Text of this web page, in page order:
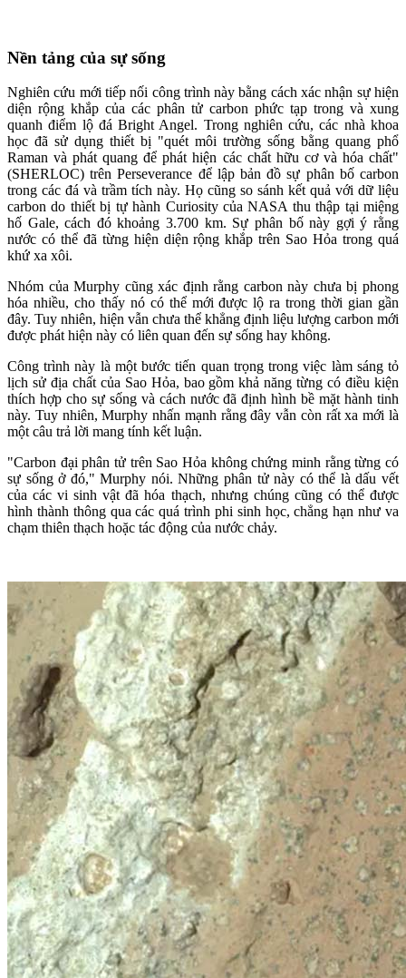
Nền tảng của sự sống
Nghiên cứu mới tiếp nối công trình này bằng cách xác nhận sự hiện
diện rộng khắp của các phân tử carbon phức tạp trong và xung
quanh điểm lộ đá Bright Angel. Trong nghiên cứu, các nhà khoa
học đã sử dụng thiết bị "quét môi trường sống bằng quang phổ
Raman và phát quang để phát hiện các chất hữu cơ và hóa chất"
(SHERLOC) trên Perseverance để lập bản đồ sự phân bố carbon
trong các đá và trầm tích này. Họ cũng so sánh kết quả với dữ liệu
carbon do thiết bị tự hành Curiosity của NASA thu thập tại miệng
hố Gale, cách đó khoảng 3.700 km. Sự phân bố này gợi ý rằng
nước có thể đã từng hiện diện rộng khắp trên Sao Hỏa trong quá
khứ xa xôi.
Nhóm của Murphy cũng xác định rằng carbon này chưa bị phong
hóa nhiều, cho thấy nó có thể mới được lộ ra trong thời gian gần
đây. Tuy nhiên, hiện vẫn chưa thể khẳng định liệu lượng carbon mới
được phát hiện này có liên quan đến sự sống hay không.
Công trình này là một bước tiến quan trọng trong việc làm sáng tỏ
lịch sử địa chất của Sao Hỏa, bao gồm khả năng từng có điều kiện
thích hợp cho sự sống và cách nước đã định hình bề mặt hành tinh
này. Tuy nhiên, Murphy nhấn mạnh rằng đây vẫn còn rất xa mới là
một câu trả lời mang tính kết luận.
"Carbon đại phân tử trên Sao Hỏa không chứng minh rằng từng có
sự sống ở đó," Murphy nói. Những phân tử này có thể là dấu vết
của các vi sinh vật đã hóa thạch, nhưng chúng cũng có thể được
hình thành thông qua các quá trình phi sinh học, chẳng hạn như va
chạm thiên thạch hoặc tác động của nước chảy.